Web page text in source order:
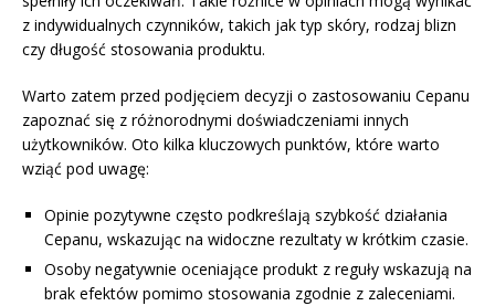
z indywidualnych czynników, takich jak typ skóry, rodzaj blizn
czy długość stosowania produktu.
Warto zatem przed podjęciem decyzji o zastosowaniu Cepanu
zapoznać się z różnorodnymi doświadczeniami innych
użytkowników. Oto kilka kluczowych punktów, które warto
wziąć pod uwagę:
Opinie pozytywne często podkreślają szybkość działania
Cepanu, wskazując na widoczne rezultaty w krótkim czasie.
Osoby negatywnie oceniające produkt z reguły wskazują na
brak efektów pomimo stosowania zgodnie z zaleceniami.